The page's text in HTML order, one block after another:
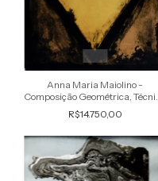
1
Anna Maria Maiolino -
Composição Geométrica,
Mista de 1986, Dedicada e
Assinada
R$14.750,00